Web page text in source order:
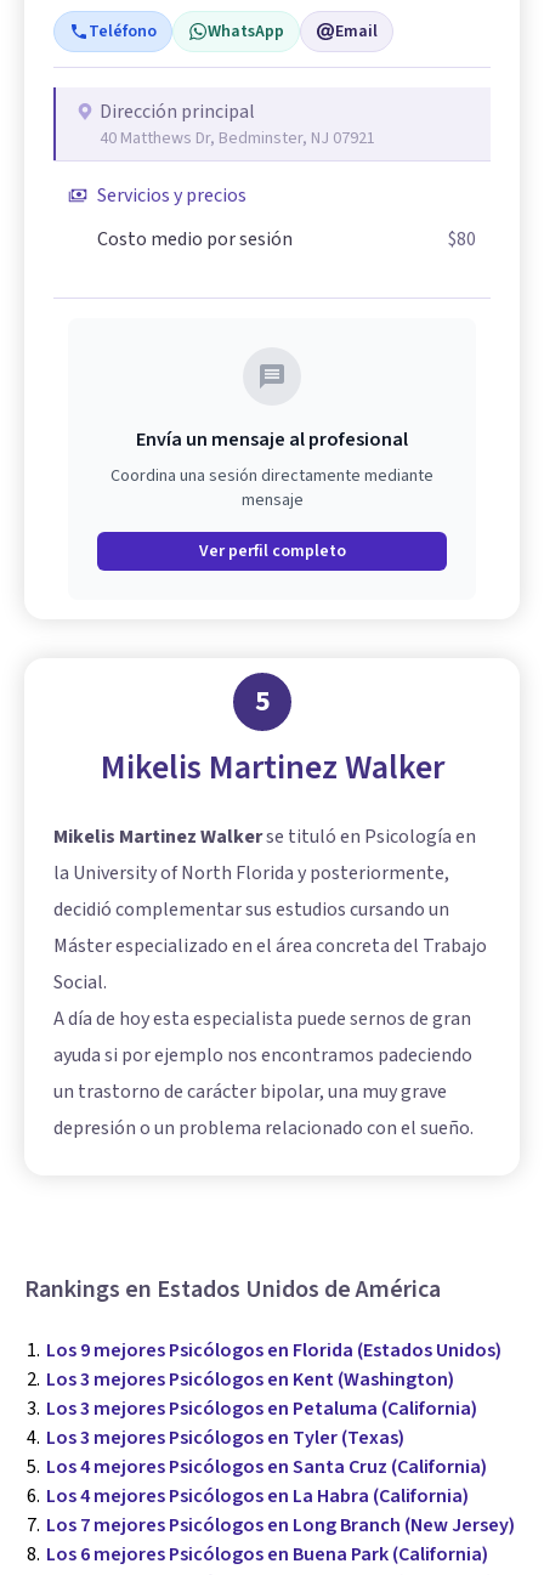
Teléfono WhatsApp Email
Dirección principal
40 Matthews Dr, Bedminster, NJ 07921
Servicios y precios
Costo medio por sesión
$80
Envía un mensaje al profesional
Coordina una sesión directamente mediante
mensaje
Ver perfil completo
5
Mikelis Martinez Walker
Mikelis Martinez Walkerse tituló en Psicología en
la University of North Florida y posteriormente,
decidió complementar sus estudios cursando un
Máster especializado en el área concreta del Trabajo
Social.
A día de hoy esta especialista puede sernos de gran
ayuda si por ejemplo nos encontramos padeciendo
un trastorno de carácter bipolar, una muy grave
depresión o un problema relacionado con el sueño.
Rankings en Estados Unidos de América
Los 9 mejores Psicólogos en Florida (Estados Unidos)
Los 3 mejores Psicólogos en Kent (Washington)
Los 3 mejores Psicólogos en Petaluma (California)
Los 3 mejores Psicólogos en Tyler (Texas)
Los 4 mejores Psicólogos en Santa Cruz (California)
Los 4 mejores Psicólogos en La Habra (California)
Los 7 mejores Psicólogos en Long Branch (New Jersey)
Los 6 mejores Psicólogos en Buena Park (California)